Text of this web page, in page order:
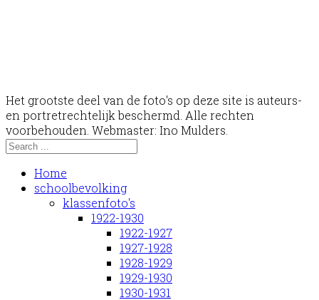
Het grootste deel van de foto's op deze site is auteurs-
en portretrechtelijk beschermd. Alle rechten
voorbehouden. Webmaster: Ino Mulders.
Home
schoolbevolking
klassenfoto's
1922-1930
1922-1927
1927-1928
1928-1929
1929-1930
1930-1931